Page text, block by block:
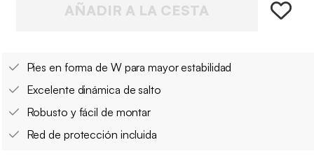
AÑADIR A LA CESTA
Pies en forma de W para mayor estabilidad
Excelente dinámica de salto
Robusto y fácil de montar
Red de protección incluida